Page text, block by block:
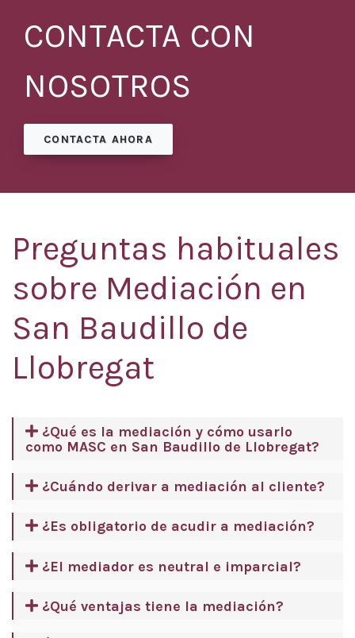
CONTACTA CON
NOSOTROS
CONTACTA AHORA
Preguntas habituales
sobre Mediación en
San Baudillo de
Llobregat
¿Qué es la mediación y cómo usarlo
como MASC en San Baudillo de Llobregat?
¿Cuándo derivar a mediación al cliente?
¿Es obligatorio de acudir a mediación?
¿El mediador es neutral e imparcial?
¿Qué ventajas tiene la mediación?